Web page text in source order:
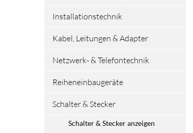
Installationstechnik
Kabel, Leitungen & Adapter
Netzwerk- & Telefontechnik
Reiheneinbaugeräte
Schalter & Stecker
Schalter & Stecker anzeigen